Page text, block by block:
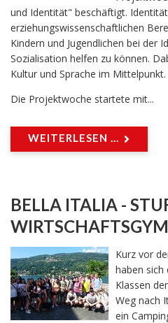
und Identität" beschäftigt.
erziehungswissenschaftlichen
Kindern und Jugendlichen bei der
Sozialisation helfen zu können.
Kultur und Sprache im Mittelpunkt.
Die Projektwoche startete mit...
WEITERLESEN ...
BELLA ITALIA -
Kurz vor
haben sich
Klassen
Weg nach
ein